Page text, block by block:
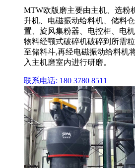
MTW欧版磨主要由主机、选粉
升机、电磁振动给料机、储料
置、旋风集粉器、电控柜、电
物料经颚式破碎机破碎到所需
至储料斗,再经电磁振动给料机
入主机磨室内进行研磨。
联系电话: 180 3780 8511